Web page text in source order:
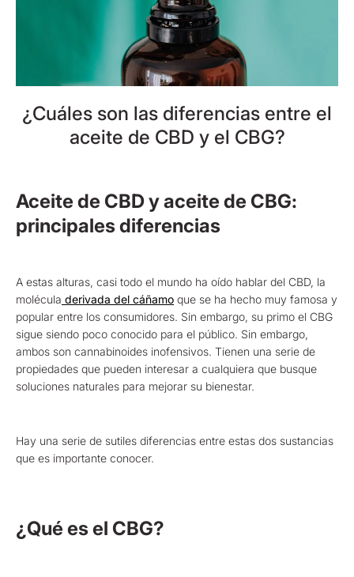
¿Cuáles son las diferencias entre el
aceite de CBD y el CBG?
Aceite de CBD y aceite de CBG:
principales diferencias
A estas alturas, casi todo el mundo ha oído hablar del CBD, la
molécula derivada del cáñamo que se ha hecho muy famosa y
popular entre los consumidores. Sin embargo, su primo el CBG
sigue siendo poco conocido para el público. Sin embargo,
ambos son cannabinoides inofensivos. Tienen una serie de
propiedades que pueden interesar a cualquiera que busque
soluciones naturales para mejorar su bienestar.
Hay una serie de sutiles diferencias entre estas dos sustancias
que es importante conocer.
¿Qué es el CBG?